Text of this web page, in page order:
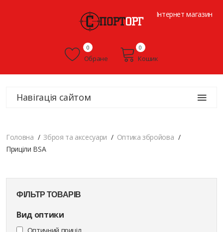
Інтернет магазин
Обране
0
Кошик
0
Навігація сайтом
Головна Зброя та аксесуари
Оптика збройова
Приціли BSA
ФІЛЬТР ТОВАРІВ
Вид оптики